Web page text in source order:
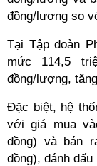
đồng/lượng so
Tại Tập đoàn
mức 114,5
đồng/lượng,
Đặc biệt, hệ
với giá mua
đồng) và bán
đồng), đánh